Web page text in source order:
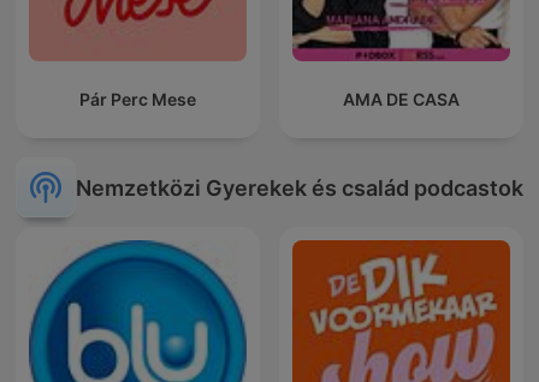
Pár Perc Mese AMA DE CASA
Nemzetközi Gyerekek és család podcastok